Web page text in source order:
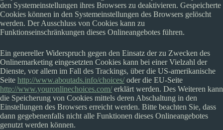
den Systemeinstellungen ihres Browsers zu deaktivieren. Gespeicherte
Cookies können in den Systemeinstellungen des Browsers gelöscht
werden. Der Ausschluss von Cookies kann zu
Funktionseinschränkungen dieses Onlineangebotes führen.
Ein genereller Widerspruch gegen den Einsatz der zu Zwecken des
Onlinemarketing eingesetzten Cookies kann bei einer Vielzahl der
Dienste, vor allem im Fall des Trackings, über die US-amerikanische
Seite http://www.aboutads.info/choices/oder die EU-Seite
http://www.youronlinechoices.com/erklärt werden. Des Weiteren kann
die Speicherung von Cookies mittels deren Abschaltung in den
Einstellungen des Browsers erreicht werden. Bitte beachten Sie, dass
dann gegebenenfalls nicht alle Funktionen dieses Onlineangebotes
genutzt werden können.